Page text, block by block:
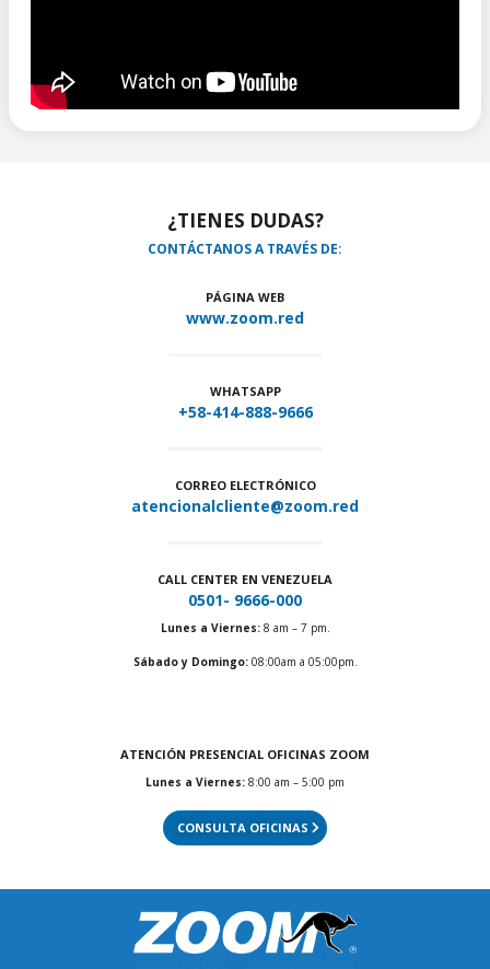
¿TIENES DUDAS?
CONTÁCTANOS A TRAVÉS DE:
PÁGINA WEB
www.zoom.red
WHATSAPP
+58-414-888-9666
CORREO ELECTRÓNICO
atencionalcliente@zoom.red
CALL CENTER EN VENEZUELA
0501- 9666-000
Lunes a Viernes:8 am – 7 pm.
Sábado y Domingo:08:00am a 05:00pm.
ATENCIÓN PRESENCIAL OFICINAS ZOOM
Lunes a Viernes: 8:00 am – 5:00 pm
CONSULTA OFICINAS